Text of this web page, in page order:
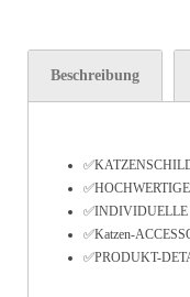
Beschreibung
✅INDIVIDUELLE
✅Katzen-
✅PRODUKT-